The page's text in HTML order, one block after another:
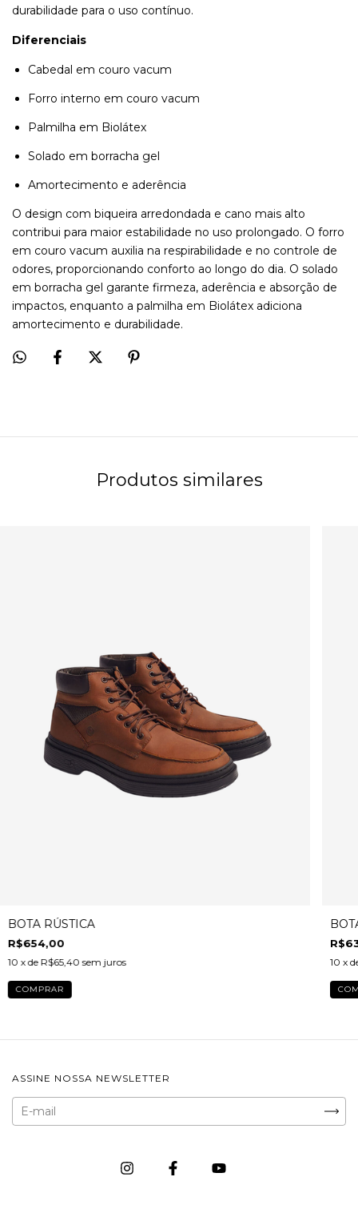
durabilidade para o uso contínuo.
Diferenciais
Cabedal em couro vacum
Forro interno em couro vacum
Palmilha em Biolátex
Solado em borracha gel
Amortecimento e aderência
O design com biqueira arredondada e cano mais alto
contribui para maior estabilidade no uso prolongado. O forro
em couro vacum auxilia na respirabilidade e no controle de
odores, proporcionando conforto ao longo do dia. O solado
em borracha gel garante firmeza, aderência e absorção de
impactos, enquanto a palmilha em Biolátex adiciona
amortecimento e durabilidade.
Produtos similares
BOTA RÚSTICA
R$654,00
10 x de R$65,40 sem juros
COMPRAR
10 x
ASSINE NOSSA NEWSLETTER